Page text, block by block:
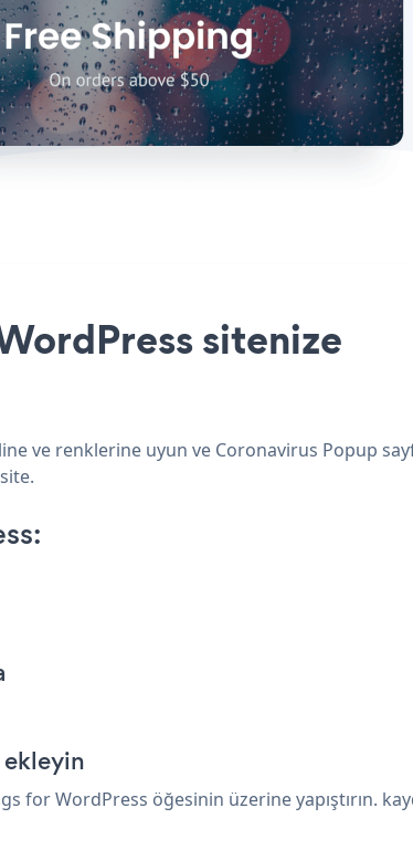
sitenize
ve renklerine uyun ve Coronavirus Popup
WordPress öğesinin üzerine yapıştırın.